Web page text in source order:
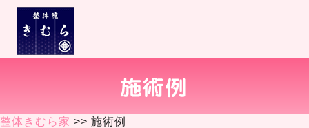
整体きむら家 >> 施術例